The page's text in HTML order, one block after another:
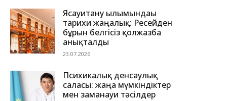
Ясауитану ғылымындағы
тарихи жаңалық: Ресейден
бұрын белгісіз қолжазба
анықталды
23.07.2026
Психикалық денсаулық
саласы: жаңа мүмкіндіктер
мен заманауи тәсілдер